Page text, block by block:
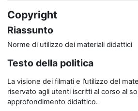
Copyright
Riassunto
Norme di utilizzo dei materiali didattici
Testo della politica
La visione dei filmati e l’utilizzo del
riservato agli utenti iscritti al corso al
approfondimento didattico.